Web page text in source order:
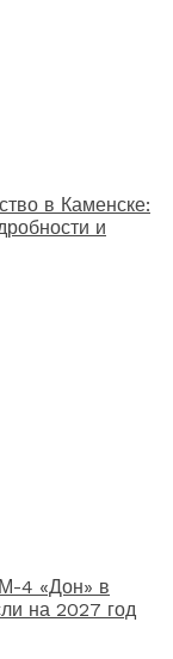
в Каменске:
и
4 «Дон» в
на 2027 год